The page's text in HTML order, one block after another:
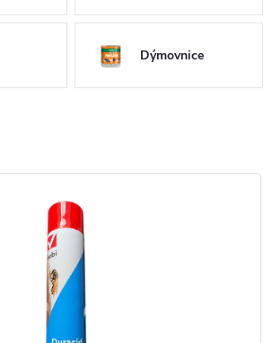
Dýmovnice